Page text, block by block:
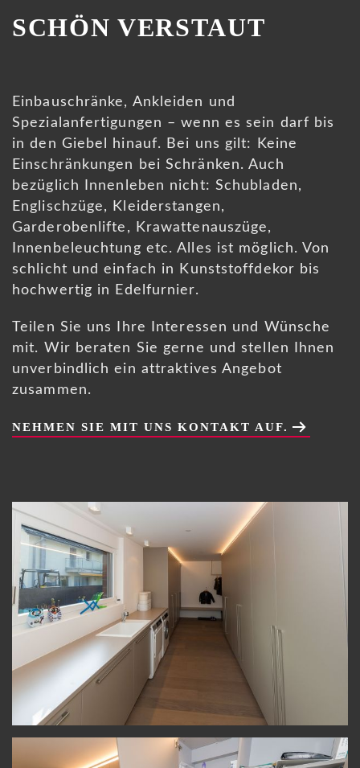
SCHÖN VERSTAUT
Einbauschränke, Ankleiden und
Spezialanfertigungen – wenn es sein darf bis
in den Giebel hinauf. Bei uns gilt: Keine
Einschränkungen bei Schränken. Auch
bezüglich Innenleben nicht: Schubladen,
Englischzüge, Kleiderstangen,
Garderobenlifte, Krawattenauszüge,
Innenbeleuchtung etc. Alles ist möglich. Von
schlicht und einfach in Kunststoffdekor bis
hochwertig in Edelfurnier.
Teilen Sie uns Ihre Interessen und Wünsche
mit. Wir beraten Sie gerne und stellen Ihnen
unverbindlich ein attraktives Angebot
zusammen.
NEHMEN SIE MIT UNS KONTAKT AUF.